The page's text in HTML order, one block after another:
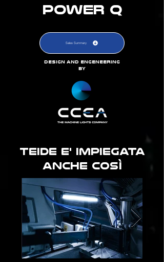
POWER Q
Sales Summary
DEsign and eNGENEERING
BY
teide e' impiegata
anche così